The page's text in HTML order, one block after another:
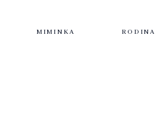
MIMINKA RODINA